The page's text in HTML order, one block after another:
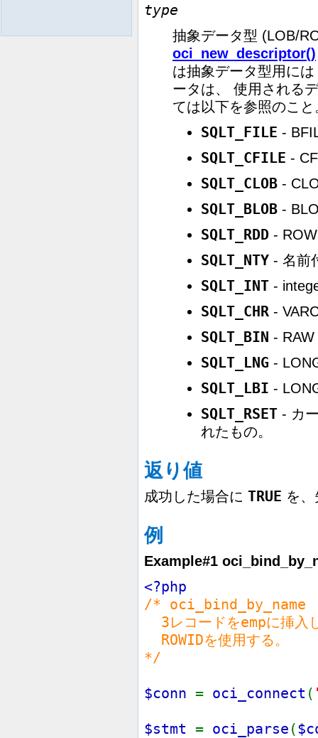
type
抽象データ型 (LOB/
oci_new_descriptor()
は抽象データ型用に
ータは、 使用される
ては以下を参照のこと
SQLT_FILE -
SQLT_CFILE -
SQLT_CLOB -
SQLT_BLOB -
SQLT_RDD -
SQLT_NTY - 名前
SQLT_INT -
SQLT_CHR -
SQLT_BIN -
SQLT_LNG -
SQLT_LBI -
SQLT_RSET - カ
れたもの。
返り値
成功した場合に TRUE を
例
Example#1
<?php
/*
3レコードをempに挿入
ROWIDを使用する。
*/
$conn = oci_connect (
$stmt = oci_parse (